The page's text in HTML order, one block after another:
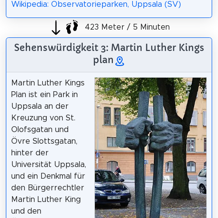
Wikipedia: Observatorieparken, Uppsala (SV)
423 Meter / 5 Minuten
Sehenswürdigkeit 3: Martin Luther Kings
plan
Martin Luther Kings
Plan ist ein Park in
Uppsala an der
Kreuzung von St.
Olofsgatan und
Övre Slottsgatan,
hinter der
Universität Uppsala,
und ein Denkmal für
den Bürgerrechtler
Martin Luther King
und den